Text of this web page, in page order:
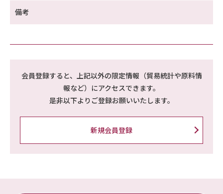
備考
会員登録すると、上記以外の限定情報（貿易統計や原料情
報など）にアクセスできます。
是非以下よりご登録お願いいたします。
新規会員登録